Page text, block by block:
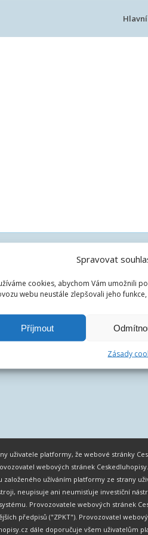
Spravovat
cookies, abychom Vám umožnili
webu neustále zlepšovali jeho
Příjmout
Zásady
uživatele platformy, že webové
webových stránek
užíváním platformy ze strany
neupisuje ani neumisťuje investiční
Provozovatele webových stránek
předpisů ("ZPKT"). Provozovatel
dále doporučuje všem